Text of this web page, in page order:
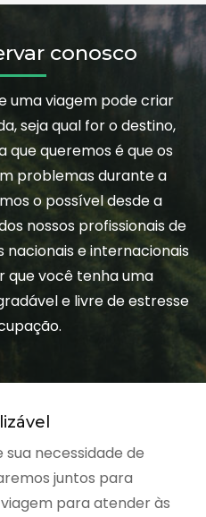
conosco
uma viagem pode criar
seja qual for o destino,
que queremos é que os
problemas durante a
o possível desde a
nossos profissionais de
e internacionais
você tenha uma
e livre de estresse
necessidade de
juntos para
para atender às